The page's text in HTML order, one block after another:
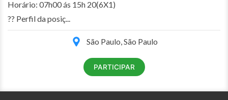
Horário: 07h00 ás 15h 20(6X1)
?? Perfil da posiç...
São Paulo, São Paulo
PARTICIPAR